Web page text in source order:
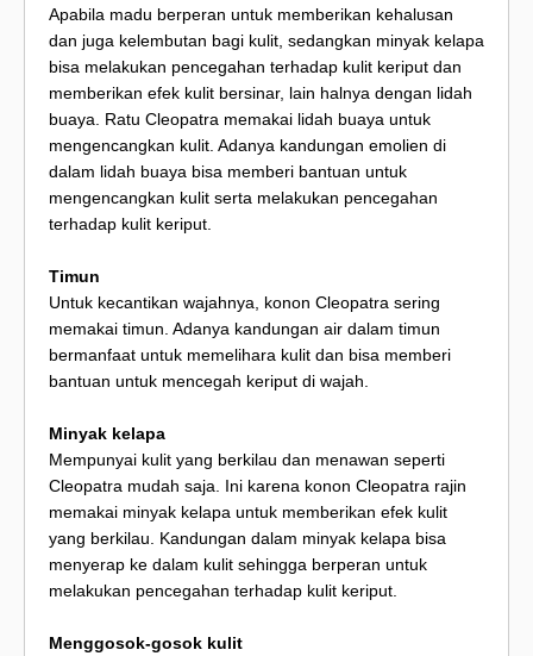
Apabila madu berperan untuk memberikan kehalusan
dan juga kelembutan bagi kulit, sedangkan minyak kelapa
bisa melakukan pencegahan terhadap kulit keriput dan
memberikan efek kulit bersinar, lain halnya dengan lidah
buaya. Ratu Cleopatra memakai lidah buaya untuk
mengencangkan kulit. Adanya kandungan emolien di
dalam lidah buaya bisa memberi bantuan untuk
mengencangkan kulit serta melakukan pencegahan
terhadap kulit keriput.
Timun
Untuk kecantikan wajahnya, konon Cleopatra sering
memakai timun. Adanya kandungan air dalam timun
bermanfaat untuk memelihara kulit dan bisa memberi
bantuan untuk mencegah keriput di wajah.
Minyak kelapa
Mempunyai kulit yang berkilau dan menawan seperti
Cleopatra mudah saja. Ini karena konon Cleopatra rajin
memakai minyak kelapa untuk memberikan efek kulit
yang berkilau. Kandungan dalam minyak kelapa bisa
menyerap ke dalam kulit sehingga berperan untuk
melakukan pencegahan terhadap kulit keriput.
Menggosok-gosok kulit